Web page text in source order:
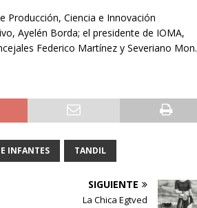
Producción, Ciencia e Innovación
Ayelén Borda; el presidente de IOMA,
Federico Martínez y Severiano Mon.
INFANTES TANDIL
SIGUIENTE
La Chica Egtved